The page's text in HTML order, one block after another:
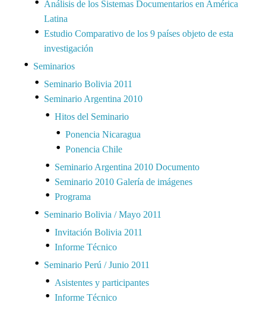
Análisis de los Sistemas Documentarios en América
Latina
Estudio Comparativo de los 9 países objeto de esta
investigación
Seminarios
Seminario Bolivia 2011
Seminario Argentina 2010
Hitos del Seminario
Ponencia Nicaragua
Ponencia Chile
Seminario Argentina 2010 Documento
Seminario 2010 Galería de imágenes
Programa
Seminario Bolivia / Mayo 2011
Invitación Bolivia 2011
Informe Técnico
Seminario Perú / Junio 2011
Asistentes y participantes
Informe Técnico